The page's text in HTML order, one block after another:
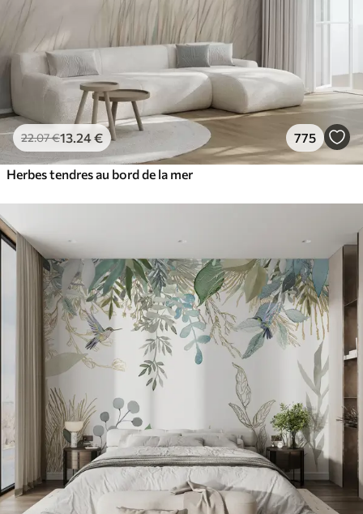
22.07€13 .24€ 775
Herbes tendres au bord de la mer